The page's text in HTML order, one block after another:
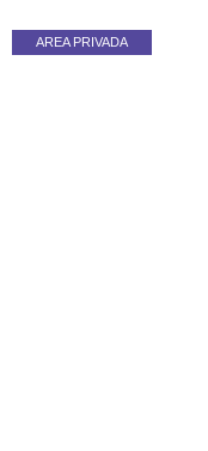
AREA PRIVADA